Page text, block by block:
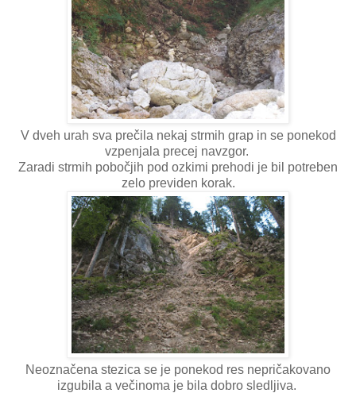
V dveh urah sva prečila nekaj strmih grap in se ponekod
vzpenjala precej navzgor.
Zaradi strmih pobočjih pod ozkimi prehodi je bil potreben
zelo previden korak.
Neoznačena stezica se je ponekod res nepričakovano
izgubila a večinoma je bila dobro sledljiva.